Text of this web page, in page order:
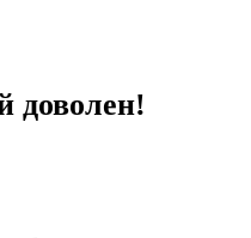
доволен!